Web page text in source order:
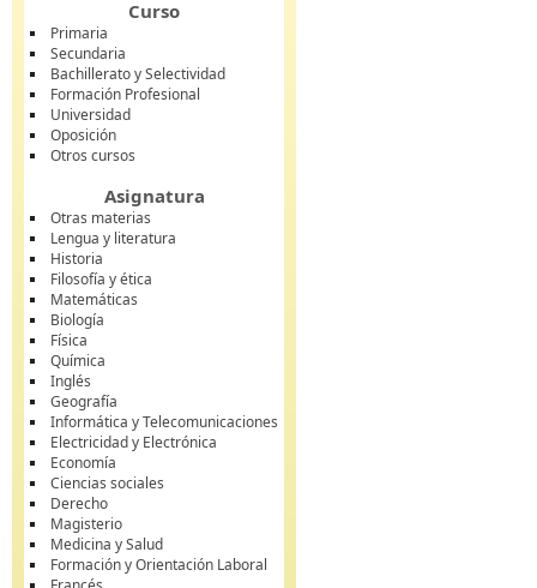
Curso
Primaria
Secundaria
Bachillerato y Selectividad
Formación Profesional
Universidad
Oposición
Otros cursos
Asignatura
Otras materias
Lengua y literatura
Historia
Filosofía y ética
Matemáticas
Biología
Física
Química
Inglés
Geografía
Informática y Telecomunicaciones
Electricidad y Electrónica
Economía
Ciencias sociales
Derecho
Magisterio
Medicina y Salud
Formación y Orientación Laboral